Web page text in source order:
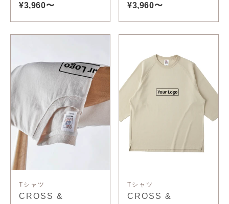
T-SHIRT
¥3,960〜
¥3,960〜
Tシャツ
CROSS &
Tシャツ
CROSS &